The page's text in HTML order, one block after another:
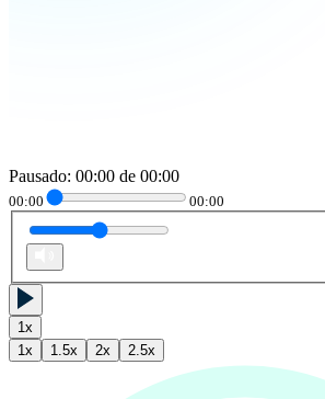
Pausado: 00:00 de 00:00
00:00 00:00
1x
1x 1.5x 2x 2.5x